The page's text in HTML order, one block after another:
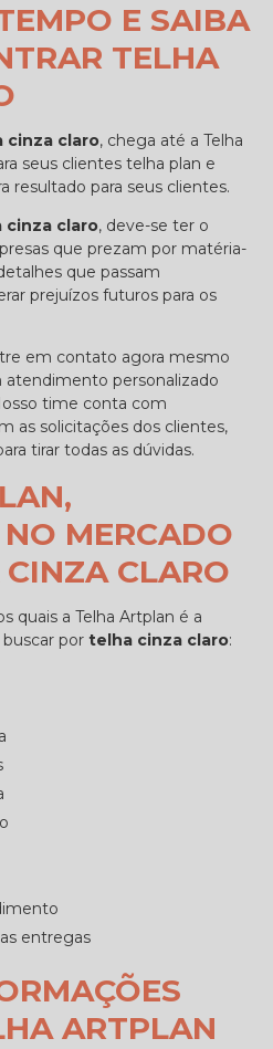
E SAIBA
TELHA
cinza claro, chega até a Telha
seus clientes telha plan e
resultado para seus clientes.
cinza claro, deve-se ter o
que prezam por matéria-
que passam
prejuízos futuros para os
em contato agora mesmo
atendimento personalizado
time conta com
as solicitações dos clientes,
tirar todas as dúvidas.
MERCADO
CLARO
quais a Telha Artplan é a
por telha cinza claro:
entregas
ARTPLAN